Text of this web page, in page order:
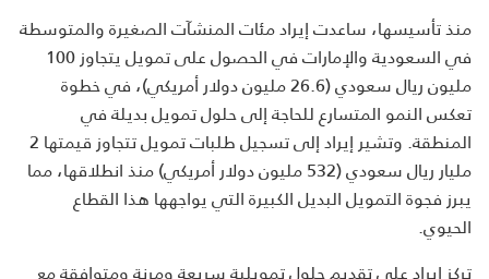
منذ تأسيسها، ساعدت إيراد مئات المنشآت الصغيرة والمتوسطة
في السعودية والإمارات في الحصول على تمويل يتجاوز 100
مليون ريال سعودي (26.6 مليون دولار أمريكي)، في خطوة
تعكس النمو المتسارع للحاجة إلى حلول تمويل بديلة في
المنطقة. وتشير إيراد إلى تسجيل طلبات تمويل تتجاوز قيمتها 2
مليار ريال سعودي (532 مليون دولار أمريكي) منذ انطلاقها، مما
يبرز فجوة التمويل البديل الكبيرة التي يواجهها هذا القطاع
الحيوي.
تركز إيراد على تقديم حلول تمويلية سريعة ومرنة ومتوافقة مع